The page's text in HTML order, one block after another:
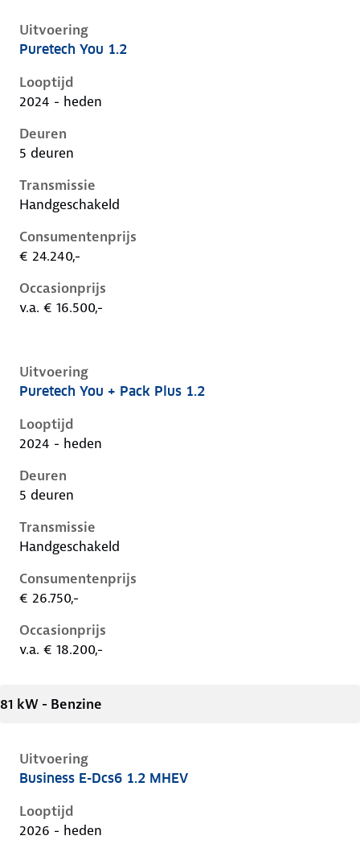
Uitvoering
Citroen C3 iv, 1.2, 74 kW, Benzine, 5 deuren
Puretech You 1.2
Looptijd
2024 - heden
Deuren
5 deuren
Transmissie
Handgeschakeld
Consumentenprijs
€ 24.240,-
Occasionprijs
v.a. € 16.500,-
Uitvoering
Citroen C3 iv, 1.2, 74 kW, Benzine, 5 deuren
Puretech You + Pack Plus 1.2
Looptijd
2024 - heden
Deuren
5 deuren
Transmissie
Handgeschakeld
Consumentenprijs
€ 26.750,-
Occasionprijs
v.a. € 18.200,-
81 kW - Benzine
Uitvoering
Citroen C3 iv, 1.2 mhev, 81 kW, Benzine, 5 deuren
Business E-Dcs6 1.2 MHEV
Looptijd
2026 - heden